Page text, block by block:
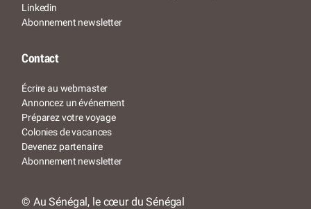
Linkedin
Abonnement newsletter
Contact
Écrire au webmaster
Annoncez un événement
Préparez votre voyage
Colonies de vacances
Devenez partenaire
Abonnement newsletter
© Au Sénégal, le cœur du Sénégal